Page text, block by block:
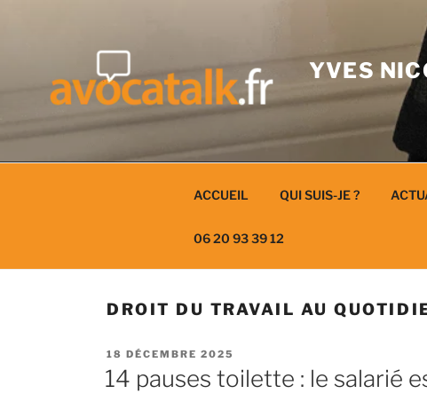
YVES
ACCUEIL QUI SUIS-JE ?
06 20 93 39 12
DROIT DU TRAVAIL AU
PUBLIÉ
LE
18 DÉCEMBRE 2025
14 pauses toilette : le salarié